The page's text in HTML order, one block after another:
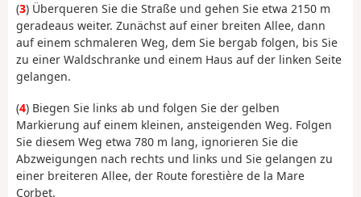
(3) Überqueren Sie die Straße und gehen Sie etwa 2150 m
geradeaus weiter. Zunächst auf einer breiten Allee, dann
auf einem schmaleren Weg, dem Sie bergab folgen, bis Sie
zu einer Waldschranke und einem Haus auf der linken Seite
gelangen.
(4) Biegen Sie links ab und folgen Sie der gelben
Markierung auf einem kleinen, ansteigenden Weg. Folgen
Sie diesem Weg etwa 780 m lang, ignorieren Sie die
Abzweigungen nach rechts und links und Sie gelangen zu
einer breiteren Allee, der Route forestière de la Mare
Corbet.